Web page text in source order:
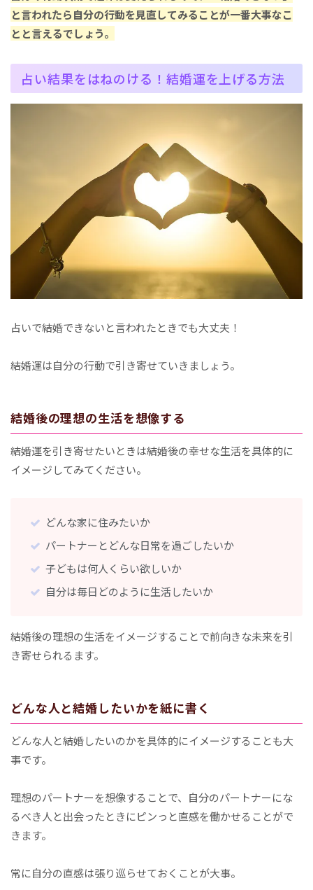
と言われたら自分の行動を見直してみることが一番大事なこ
とと言えるでしょう。
占い結果をはねのける！結婚運を上げる方法
占いで結婚できないと言われたときでも大丈夫！
結婚運は自分の行動で引き寄せていきましょう。
結婚後の理想の生活を想像する
結婚運を引き寄せたいときは結婚後の幸せな生活を具体的に
イメージしてみてください。
どんな家に住みたいか
パートナーとどんな日常を過ごしたいか
子どもは何人くらい欲しいか
自分は毎日どのように生活したいか
結婚後の理想の生活をイメージすることで前向きな未来を引
き寄せられるます。
どんな人と結婚したいかを紙に書く
どんな人と結婚したいのかを具体的にイメージすることも大
事です。
理想のパートナーを想像することで、自分のパートナーにな
るべき人と出会ったときにピンっと直感を働かせることがで
きます。
常に自分の直感は張り巡らせておくことが大事。